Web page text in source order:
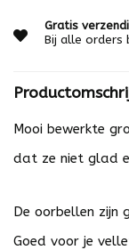
Gratis
Bij alle orders
Mooi bewerkte
dat ze niet glad
De oorbellen zijn
Goed voor je